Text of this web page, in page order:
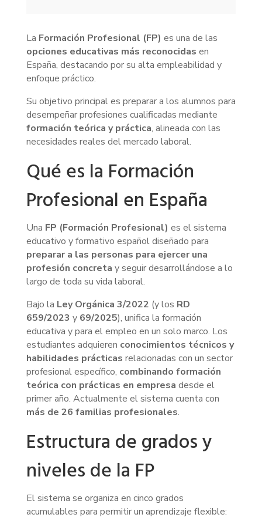
La Formación Profesional (FP) es una de las
opciones educativas más reconocidas en
España, destacando por su alta empleabilidad y
enfoque práctico.
Su objetivo principal es preparar a los alumnos para
desempeñar profesiones cualificadas mediante
formación teórica y práctica, alineada con las
necesidades reales del mercado laboral.
Qué es la Formación
Profesional en España
Una FP (Formación Profesional) es el sistema
educativo y formativo español diseñado para
preparar a las personas para ejercer una
profesión concreta y seguir desarrollándose a lo
largo de toda su vida laboral.
Bajo la Ley Orgánica 3/2022 (y los RD
659/2023 y 69/2025), unifica la formación
educativa y para el empleo en un solo marco. Los
estudiantes adquieren conocimientos técnicos y
habilidades prácticas relacionadas con un sector
profesional específico, combinando formación
teórica con prácticas en empresa desde el
primer año. Actualmente el sistema cuenta con
más de 26 familias profesionales.
Estructura de grados y
niveles de la FP
El sistema se organiza en cinco grados
acumulables para permitir un aprendizaje flexible: